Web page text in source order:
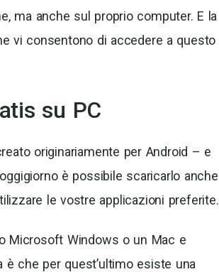
ma anche sul proprio computer. E la
vi consentono di accedere a questo
su PC
originariamente per Android – e
è possibile scaricarlo anche
le vostre applicazioni preferite.
Microsoft Windows o un Mac e
è che per quest’ultimo esiste una